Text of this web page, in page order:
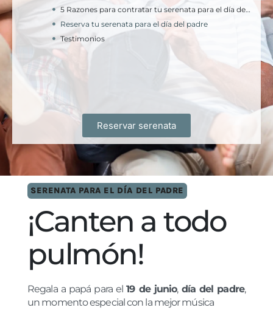
5 Razones para contratar tu serenata para el día del padre con nosotros
Reserva tu serenata para el día del padre
Testimonios
Reservar serenata
SERENATA PARA EL DÍA DEL PADRE
¡Canten a todo
pulmón!
Regala a papá para el19 de junio, día del padre,
un momento especial con la mejor música